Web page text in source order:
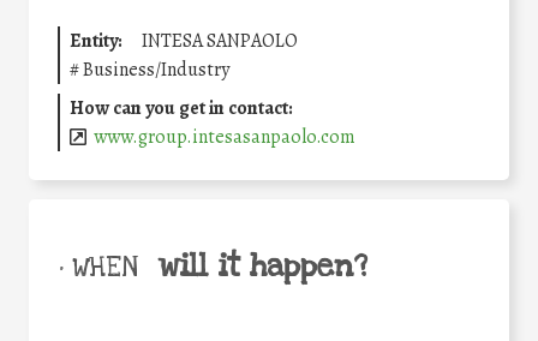
Entity:
INTESA SANPAOLO
#Business/Industry
How can you get in contact:
www.group.intesasanpaolo.com
• WHEN will it happen?